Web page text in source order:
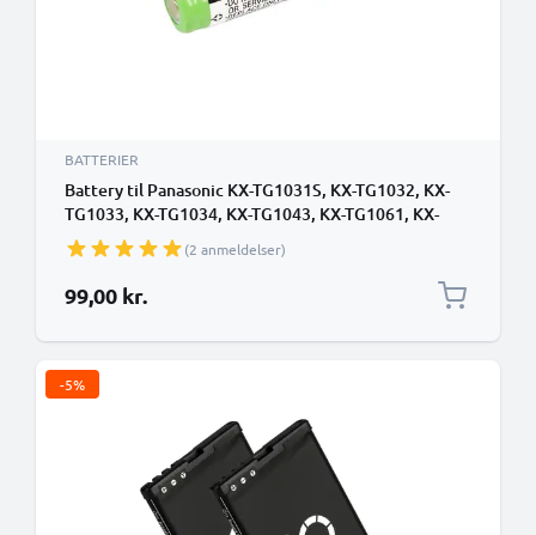
BATTERIER
Battery til Panasonic KX-TG1031S, KX-TG1032, KX-
TG1033, KX-TG1034, KX-TG1043, KX-TG1061, KX-
TG1062 700mAh 2.4V fra CELLONIC
(2 anmeldelser)
99,00 kr.
-5%